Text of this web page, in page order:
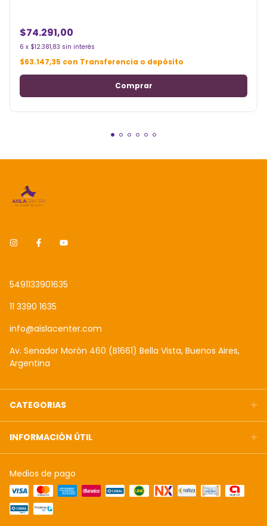
$74.291,00
6 x $12.381,83 sin interés
$63.147,35 con Transferencia o depósito
5491133901635
11 3390 1635
info@aislacenter.com
Av. Senador Morón 460 (B1661) Bella Vista, Buenos Aires,
Argentina
CATEGORIAS
INFORMACIÓN ÚTIL
Medios de pago